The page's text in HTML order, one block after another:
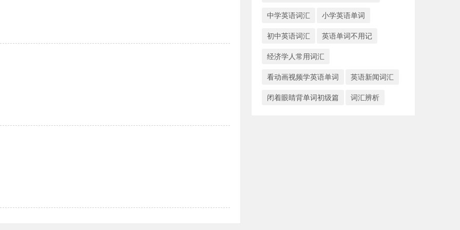
中学英语词汇 小学英语单词
初中英语词汇 英语单词不用记
经济学人常用词汇
看动画视频学英语单词 英语新闻词汇
闭着眼睛背单词初级篇 词汇辨析